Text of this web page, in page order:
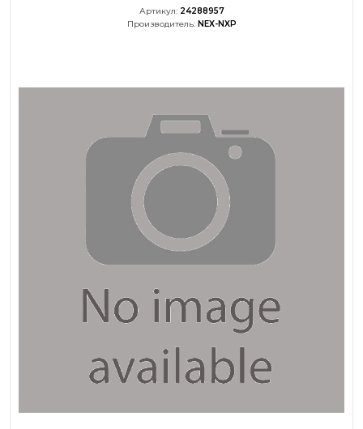
Артикул: 24288957
Производитель: NEX-NXP